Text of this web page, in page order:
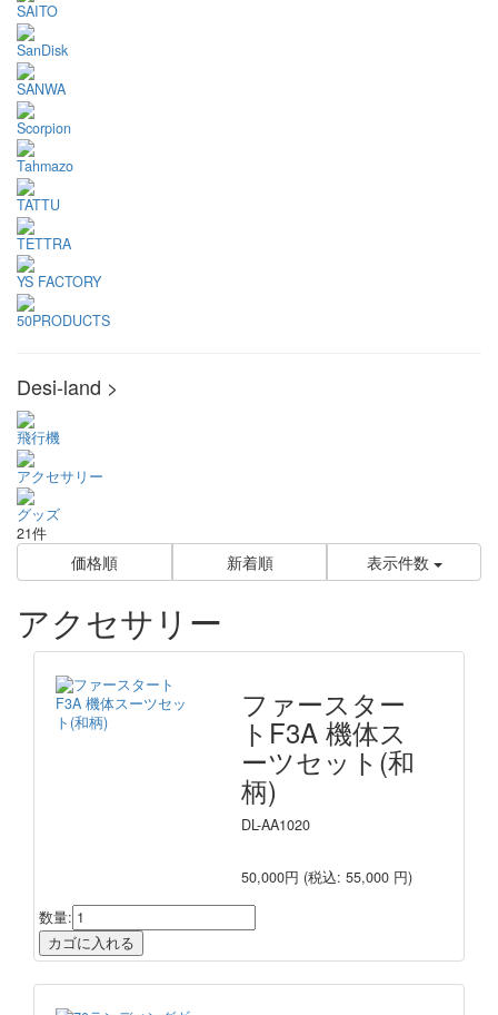
SAITO
SanDisk
SANWA
Scorpion
Tahmazo
TATTU
TETTRA
YS FACTORY
50PRODUCTS
Desi-land >
飛行機
アクセサリー
グッズ
21件
価格順 新着順 表示件数
アクセサリー
ファースター
トF3A 機体ス
ーツセット(和
柄)
DL-AA1020
50,000円 (税込: 55,000 円)
数量: